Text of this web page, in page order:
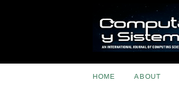
HOME ABOUT